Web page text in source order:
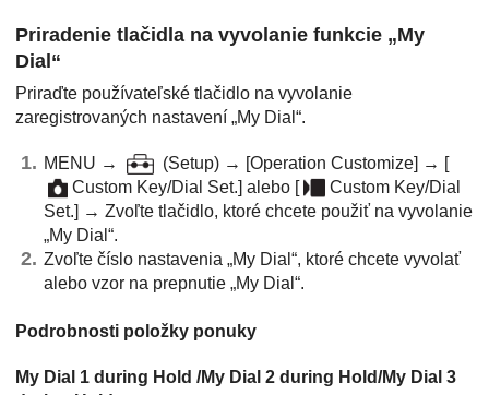
Priradenie tlačidla na vyvolanie funkcie „My
Dial“
Priraďte používateľské tlačidlo na vyvolanie
zaregistrovaných nastavení „My Dial“.
MENU → (Setup) → [Operation Customize] → [
Custom Key/Dial Set.] alebo [
Custom Key/Dial
Set.] → Zvoľte tlačidlo, ktoré chcete použiť na vyvolanie
„My Dial“.
Zvoľte číslo nastavenia „My Dial“, ktoré chcete vyvolať
alebo vzor na prepnutie „My Dial“.
Podrobnosti položky ponuky
My Dial 1 during Hold /My Dial 2 during Hold/My Dial 3